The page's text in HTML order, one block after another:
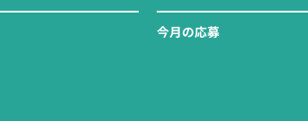
今月の応募